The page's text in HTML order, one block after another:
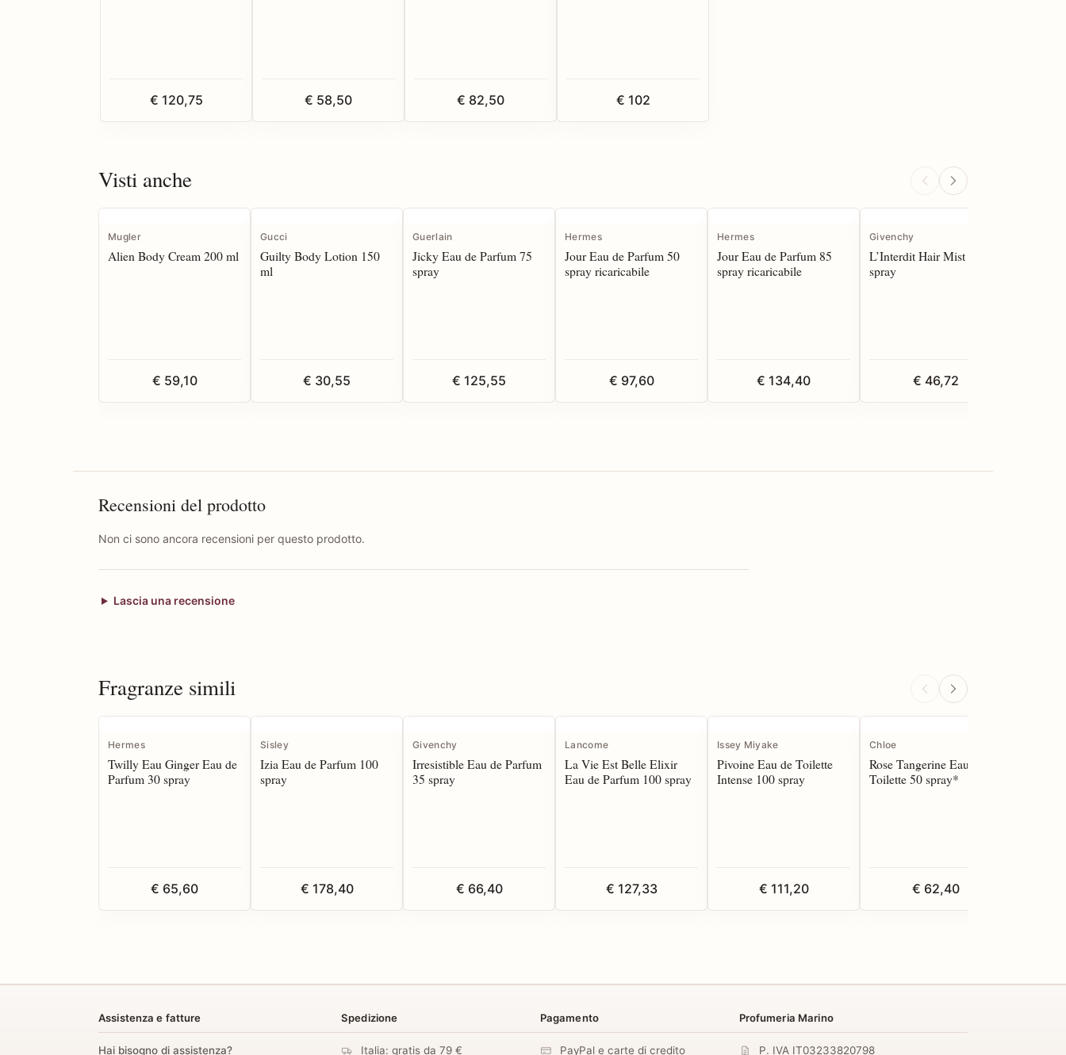
€ 120,75 € 58,50 € 82,50 € 102
Visti anche
Mugler
Alien Body Cream 200 ml
€ 59,10
Gucci
Guilty Body Lotion 150
ml
€ 30,55
Guerlain
Jicky Eau de Parfum 75
spray
€ 125,55
Hermes
Jour Eau de Parfum 50
spray ricaricabile
€ 97,60
Hermes
Jour Eau de Parfum 85
spray ricaricabile
€ 134,40
Givenchy
L’Interdit Hair Mist 35
spray
€ 46,72
Recensioni del prodotto
Non ci sono ancora recensioni per questo prodotto.
Lascia una recensione
Fragranze simili
Hermes
Twilly Eau Ginger Eau de
Parfum 30 spray
€ 65,60
Sisley
Izia Eau de Parfum 100
spray
€ 178,40
Givenchy
Irresistible Eau de Parfum
35 spray
€ 66,40
Lancome
La Vie Est Belle Elixir
Eau de Parfum 100 spray
€ 127,33
Issey Miyake
Pivoine Eau de Toilette
Intense 100 spray
€ 111,20
Chloe
Rose Tangerine Eau de
Toilette 50 spray*
€ 62,40
Assistenza e fatture
Hai bisogno di assistenza?
Spedizione
Italia: gratis da 79 €
Pagamento
PayPal e carte di credito
Profumeria Marino
P. IVA IT03233820798